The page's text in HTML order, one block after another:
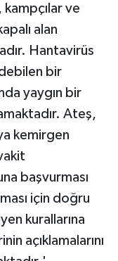
ve
alan
Hantavirüs
bir
yaygın bir
Ateş,
kemirgen
başvurması
için doğru
kurallarına
açıklamalarını